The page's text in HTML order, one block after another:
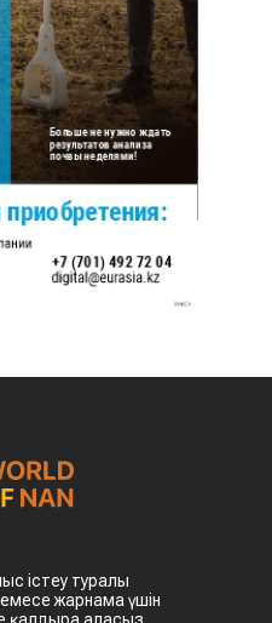
істеу туралы
жарнама үшін